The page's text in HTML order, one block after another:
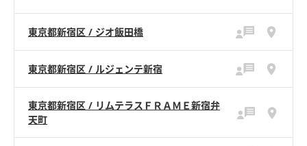
東京都新宿区 / ジオ飯田橋
東京都新宿区 / ルジェンテ新宿
東京都新宿区 / リムテラスＦＲＡＭＥ新宿弁
天町